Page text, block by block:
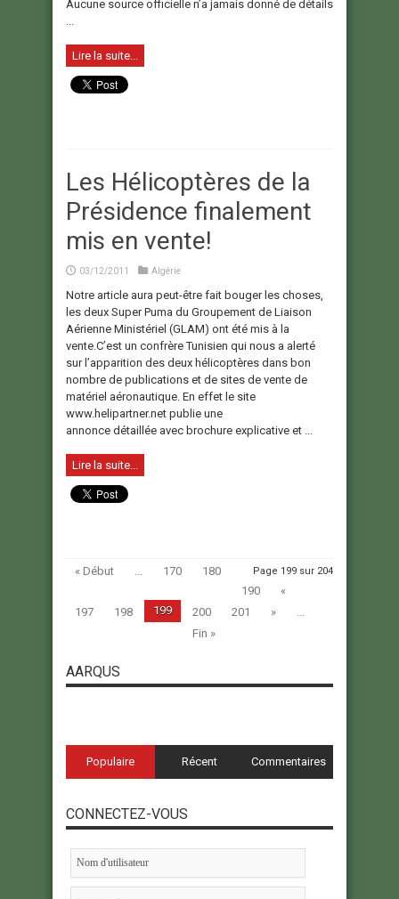
Aucune source officielle n’a jamais donné de détails
...
Lire la suite...
Les Hélicoptères de la
Présidence finalement
mis en vente!
03/12/2011 Algérie
Notre article aura peut-être fait bouger les choses,
les deux Super Puma du Groupement de Liaison
Aérienne Ministériel (GLAM) ont été mis à la
vente.C’est un confrère Tunisien qui nous a alerté
sur l’apparition des deux hélicoptères dans bon
nombre de publications et de sites de vente de
matériel aéronautique. En effet le site
www.helipartner.net publie une
annonce détaillée avec brochure explicative et ...
Lire la suite...
Page 199 sur 204
« Début ... 170
180
190
«
197
198 199 200 201 »
...
Fin »
AARQUS
Populaire Récent Commentaires
CONNECTEZ-VOUS